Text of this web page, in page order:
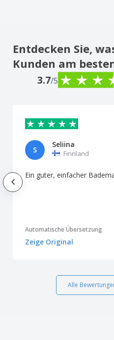
Entdecken Sie,
Kunden am
3.7/5
S
Seliina
Finnland
Ein guter, einfacher
Automatische Übersetzung
Zeige Original
Alle